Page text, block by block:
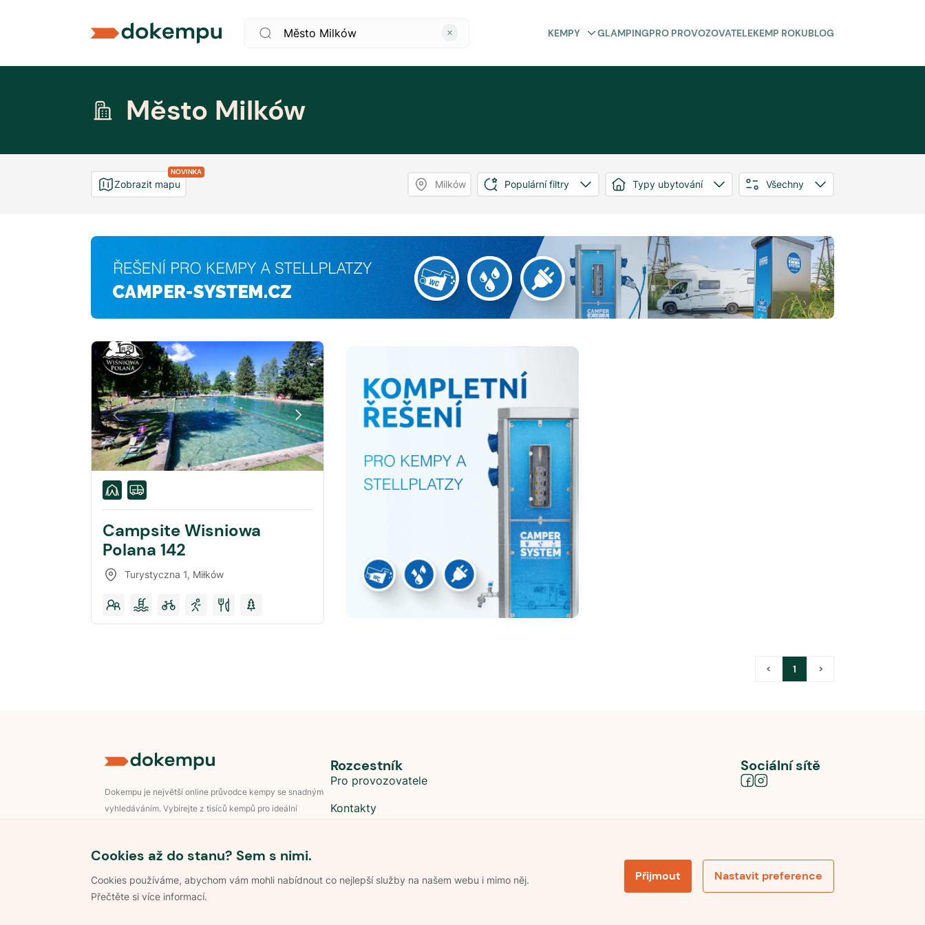
KEMPY GLAMPINGPRO PROVOZOVATELEKEMP ROKUBLOG
Město Milków
NOVINKA
Zobrazit mapu Milków Populární filtry Typy ubytování Všechny
Campsite Wisniowa
Polana 142
Turystyczna 1, Miłków
< 1 >
Cookies až do stanu? Sem s nimi.
Cookies používáme, abychom vám mohli nabídnout co nejlepší služby na našem webu i mimo něj.
Přečtěte si více informací.
Přijmout Nastavit preference
Dokempu je největší online průvodce kempy se snadným
vyhledáváním. Vybírejte z tisíců kempů pro ideální
Rozcestník
Pro provozovatele
Kontakty
Sociální sítě